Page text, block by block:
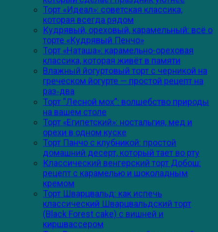
Торт «Идеал»: советская классика,
которая всегда рядом
Кудрявый, ореховый, карамельный: всё о
торте «Кудрявый Пенчо»
Торт «Наташа»: карамельно-ореховая
классика, которая живёт в памяти
Влажный йогуртовый торт с черникой на
греческом йогурте — простой рецепт на
раз‑два
Торт “Лесной мох”: волшебство природы
на вашем столе
Торт «Египетский»: ностальгия, мед и
орехи в одном куске
Торт Панчо с клубникой: простой
домашний десерт, который тает во рту
Классический венгерский торт Добош:
рецепт с карамелью и шоколадным
кремом
Торт Шварцвальд: как испечь
классический Шварцвальдский торт
(Black Forest cake) с вишней и
киршвассером